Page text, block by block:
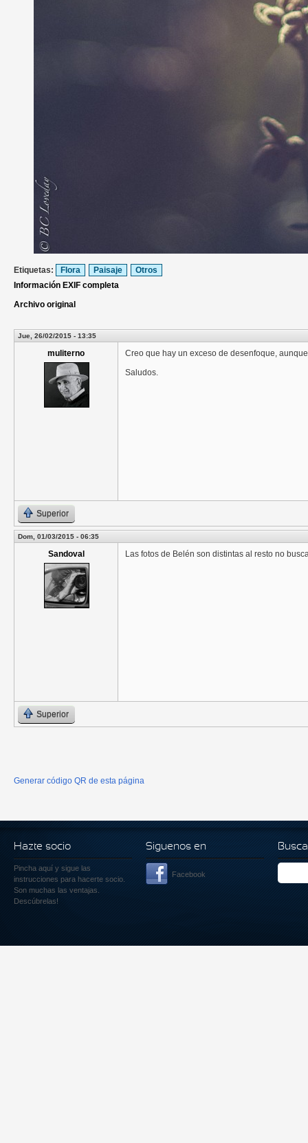
Etiquetas: Flora Paisaje
Otros
Información EXIF completa
Archivo original
Jue, 26/02/2015 - 13:35
muliterno
Creo que hay un exceso de desenfoque,
Saludos.
Superior
Dom, 01/03/2015 - 06:35
Sandoval Las fotos de Belén son distintas al resto no
Superior
Generar código QR de esta página
Hazte socio
Pincha aquí y sigue las
instrucciones para hacerte socio.
Son muchas las ventajas.
Descúbrelas!
Siguenos en
Facebook